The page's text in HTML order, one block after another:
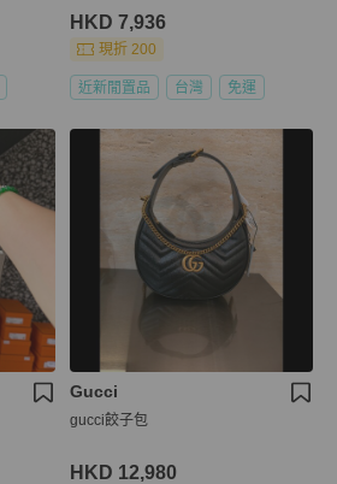
HKD 7,936
現折 200
近新閒置品 台灣 免運
Gucci
gucci餃子包
HKD 12,980